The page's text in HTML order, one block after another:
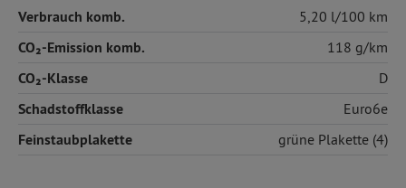
Verbrauch komb. 5,20 l/100 km
CO₂-Emission komb. 118 g/km
CO₂-Klasse D
Schadstoffklasse Euro6e
Feinstaubplakette grüne Plakette (4)